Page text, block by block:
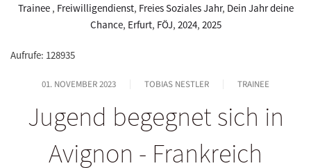
Trainee , Freiwilligendienst, Freies Soziales Jahr, Dein Jahr deine
Chance, Erfurt, FÖJ, 2024, 2025
Aufrufe: 128935
01. NOVEMBER 2023 TOBIAS NESTLER TRAINEE
Jugend begegnet sich in
Avignon - Frankreich